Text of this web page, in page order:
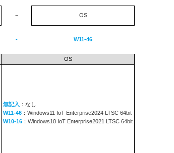
− OS
- W11-46
OS
無記入 ：なし
W11-46 ：Windows11 IoT Enterprise2024 LTSC 64bit
W10-16 ：Windows10 IoT Enterprise2021 LTSC 64bit